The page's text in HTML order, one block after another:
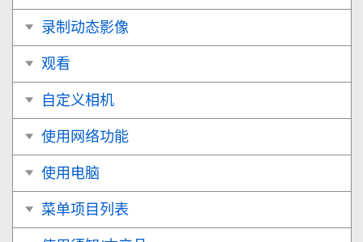
录制动态影像
观看
自定义相机
使用网络功能
使用电脑
菜单项目列表